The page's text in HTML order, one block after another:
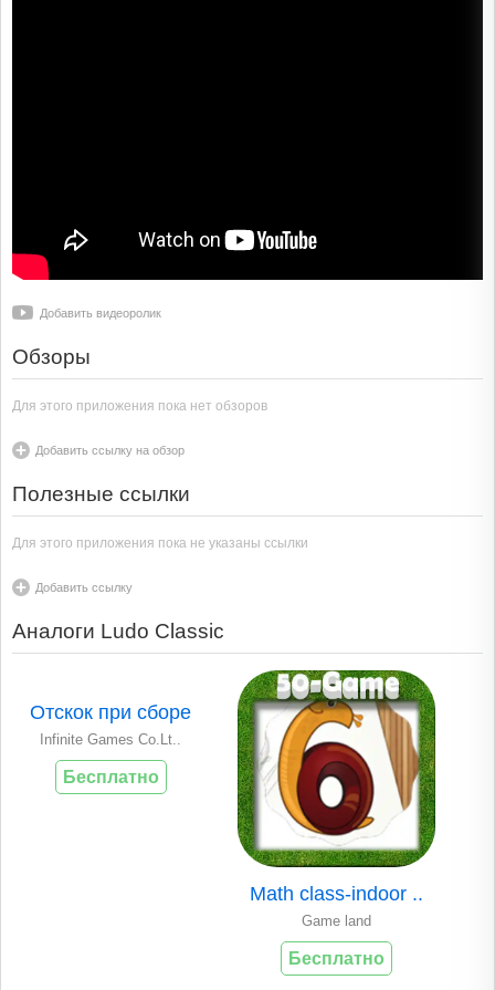
Добавить видеоролик
Обзоры
Для этого приложения пока нет обзоров
Добавить ссылку на обзор
Полезные ссылки
Для этого приложения пока не указаны ссылки
Добавить ссылку
Аналоги Ludo Classic
Отскок при сборе
Infinite Games Co.Lt..
Бесплатно
Math class-indoor ..
Game land
Бесплатно